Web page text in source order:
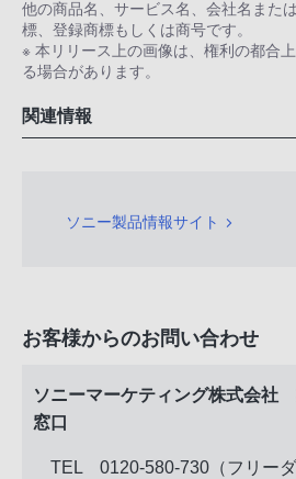
他の商品名、サービス名、会社名また
標、登録商標もしくは商号です。
※ 本リリース上の画像は、権利の都合
る場合があります。
関連情報
ソニー製品情報サイト
お客様からのお問い合わせ
ソニーマーケティング株式会社
窓口
TEL 0120-580-730（フリーダ